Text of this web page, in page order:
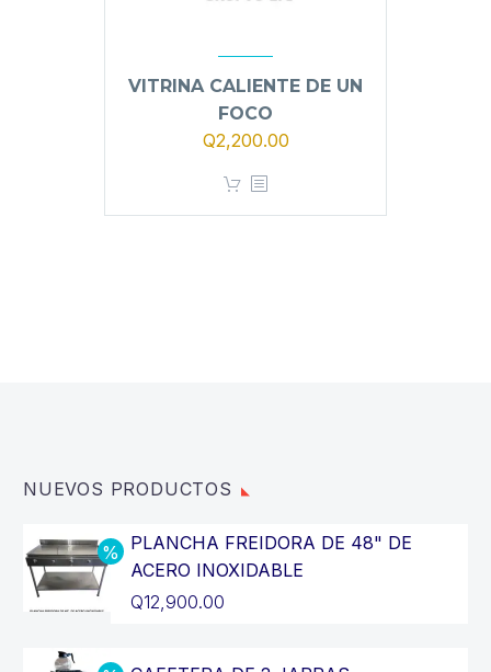
VITRINA CALIENTE DE UN
FOCO
Q2,200.00
NUEVOS PRODUCTOS
PLANCHA FREIDORA DE 48" DE
ACERO INOXIDABLE
El
original
Q12,900.00
precio